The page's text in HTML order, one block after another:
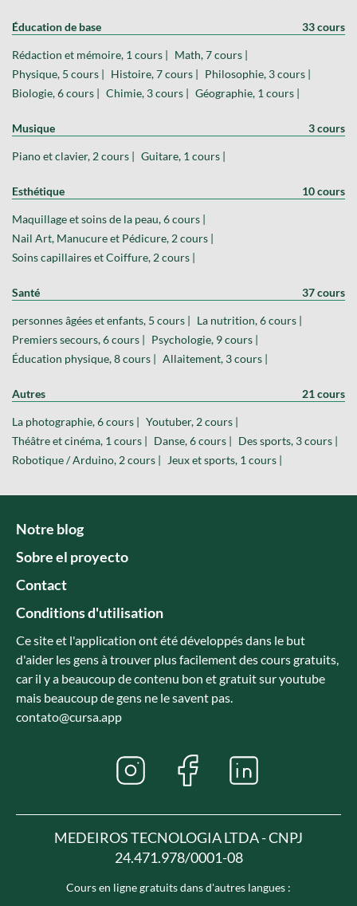
Éducation de base 33 cours
Rédaction et mémoire, 1 cours |
Math, 7 cours |
Physique, 5 cours |
Histoire, 7 cours |
Philosophie, 3 cours |
Biologie, 6 cours |
Chimie, 3 cours | Géographie, 1 cours |
Musique 3 cours
Piano et clavier, 2 cours | Guitare, 1 cours |
Esthétique 10 cours
Maquillage et soins de la peau, 6 cours |
Nail Art, Manucure et Pédicure, 2 cours |
Soins capillaires et Coiffure, 2 cours |
Santé 37 cours
personnes âgées et enfants, 5 cours |
La nutrition, 6 cours |
Premiers secours, 6 cours |
Psychologie, 9 cours |
Éducation physique, 8 cours |
Allaitement, 3 cours |
Autres 21 cours
La photographie, 6 cours |
Youtuber, 2 cours |
Théâtre et cinéma, 1 cours |
Danse, 6 cours |
Des sports, 3 cours |
Robotique / Arduino, 2 cours |
Jeux et sports, 1 cours |
Notre blog
Sobre el proyecto
Contact
Conditions d'utilisation
Ce site et l'application ont été développés dans le but
d'aider les gens à trouver plus facilement des cours gratuits,
car il y a beaucoup de contenu bon et gratuit sur youtube
mais beaucoup de gens ne le savent pas.
contato@cursa.app
MEDEIROS TECNOLOGIA LTDA - CNPJ
24.471.978/0001-08
Cours en ligne gratuits dans d'autres langues :